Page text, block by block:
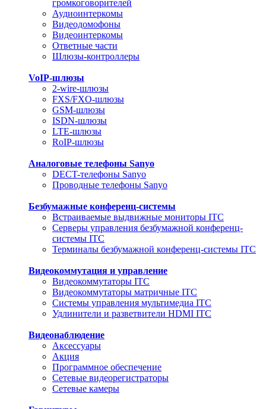
громкоговорителей
Аудиоинтеркомы
Видеодомофоны
Видеоинтеркомы
Ответные части
Шлюзы-контроллеры
VoIP-шлюзы
2-wire-шлюзы
FXS/FXO-шлюзы
GSM-шлюзы
ISDN-шлюзы
LTE-шлюзы
RoIP-шлюзы
Аналоговые телефоны Sanyo
DECT-телефоны Sanyo
Проводные телефоны Sanyo
Безбумажные конференц-системы
Встраиваемые выдвижные мониторы ITC
Серверы управления безбумажной конференц-
системы ITC
Терминалы безбумажной конференц-системы ITC
Видеокоммутация и управление
Видеокоммутаторы ITC
Видеокоммутаторы матричные ITC
Системы управления мультимедиа ITC
Удлинители и разветвители HDMI ITC
Видеонаблюдение
Аксессуары
Акция
Программное обеспечение
Сетевые видеорегистраторы
Сетевые камеры